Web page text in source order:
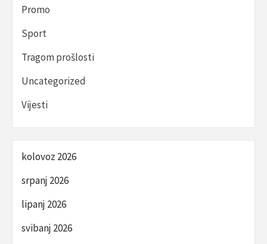
Promo
Sport
Tragom prošlosti
Uncategorized
Vijesti
kolovoz 2026
srpanj 2026
lipanj 2026
svibanj 2026